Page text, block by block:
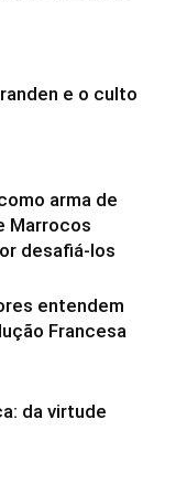
e o culto
arma de
Marrocos
desafiá-los
entendem
Francesa
da virtude